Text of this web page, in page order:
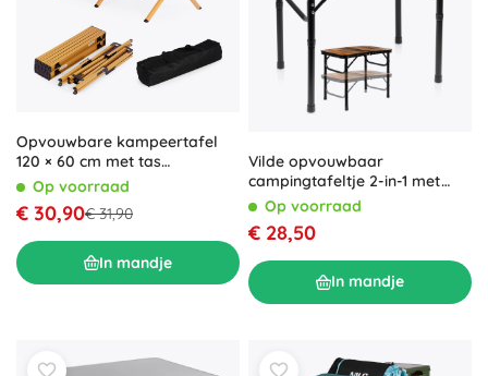
Opvouwbare kampeertafel
120 × 60 cm met tas
MultiGarden
Op voorraad
€ 30,90€ 31,90
In mandje
Vilde opvouwbaar
campingtafeltje 2-in-1 met
verstelbare hoogte 60 × 40
Op voorraad
€ 28,50
In mandje